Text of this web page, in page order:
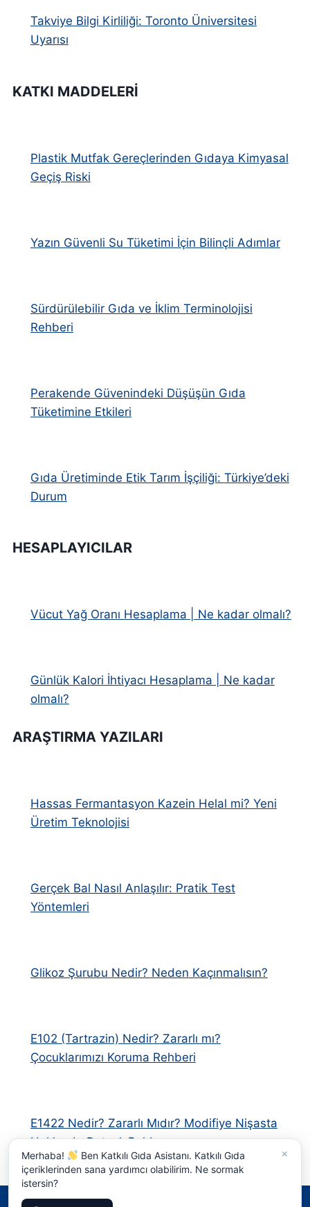
Takviye Bilgi Kirliliği: Toronto Üniversitesi
Uyarısı
KATKI MADDELERI
Plastik Mutfak Gereçlerinden Gıdaya Kimyasal
Geçiş Riski
Yazın Güvenli Su Tüketimi İçin Bilinçli Adımlar
Sürdürülebilir Gıda ve İklim Terminolojisi
Rehberi
Perakende Güvenindeki Düşüşün Gıda
Tüketimine Etkileri
Gıda Üretiminde Etik Tarım İşçiliği: Türkiye’deki
Durum
HESAPLAYICILAR
Vücut Yağ Oranı Hesaplama | Ne kadar olmalı?
Günlük Kalori İhtiyacı Hesaplama | Ne kadar
olmalı?
ARAŞTIRMA YAZILARI
Hassas Fermantasyon Kazein Helal mi? Yeni
Üretim Teknolojisi
Gerçek Bal Nasıl Anlaşılır: Pratik Test
Yöntemleri
Glikoz Şurubu Nedir? Neden Kaçınmalısın?
E102 (Tartrazin) Nedir? Zararlı mı?
Çocuklarımızı Koruma Rehberi
E1422 Nedir? Zararlı Mıdır? Modifiye Nişasta
Hakkında Detaylı Rehber
×
Merhaba!
Ben Katkılı Gıda Asistanı. Katkılı Gıda
içeriklerinden sana yardımcı olabilirim. Ne sormak
istersin?